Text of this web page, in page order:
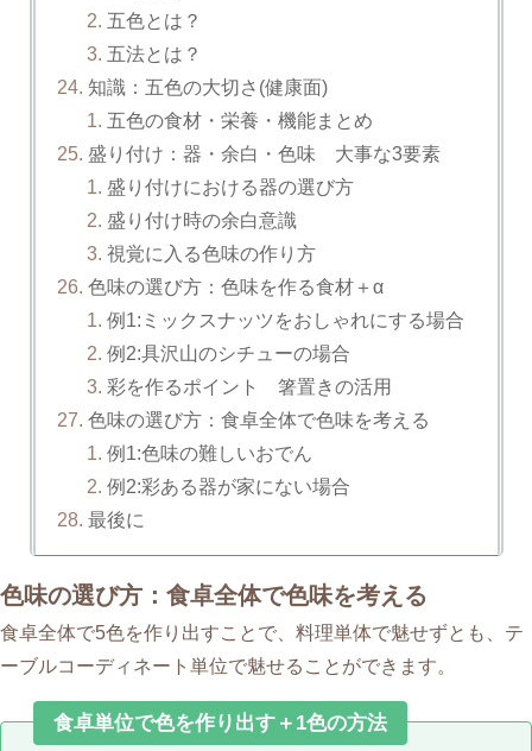
五色とは？
五法とは？
知識：五色の大切さ(健康面)
五色の食材・栄養・機能まとめ
盛り付け：器・余白・色味 大事な3要素
盛り付けにおける器の選び方
盛り付け時の余白意識
視覚に入る色味の作り方
色味の選び方：色味を作る食材＋α
例1:ミックスナッツをおしゃれにする場合
例2:具沢山のシチューの場合
彩を作るポイント 箸置きの活用
色味の選び方：食卓全体で色味を考える
例1:色味の難しいおでん
例2:彩ある器が家にない場合
最後に
色味の選び方：食卓全体で色味を考える
食卓全体で5色を作り出すことで、料理単体で魅せずとも、テ
ーブルコーディネート単位で魅せることができます。
食卓単位で色を作り出す＋1色の方法